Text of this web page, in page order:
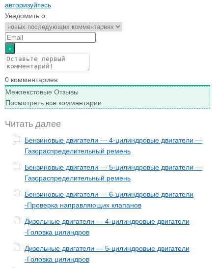
авторизуйтесь
Уведомить о
0 комментариев
Межтекстовые Отзывы
Посмотреть все комментарии
Читать далее
Бензиновые двигатели — 4-цилиндровые двигатели —
Газораспределительный ремень
Бензиновые двигатели — 5-цилиндровые двигатели —
Газораспределительный ремень
Бензиновые двигатели — 6-цилиндровые двигатели
-Проверка направляющих клапанов
Дизельные двигатели — 4-цилиндровые двигатели
-Головка цилиндров
Дизельные двигатели — 5-цилиндровые двигатели
-Головка цилиндров